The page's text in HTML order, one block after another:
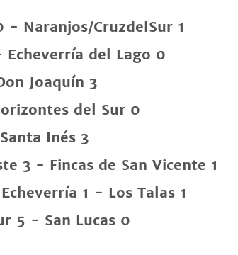
- Naranjos/CruzdelSur 1
Echeverría del Lago 0
Joaquín 3
del Sur 0
Inés 3
3 - Fincas de San Vicente 1
1 - Los Talas 1
5 - San Lucas 0